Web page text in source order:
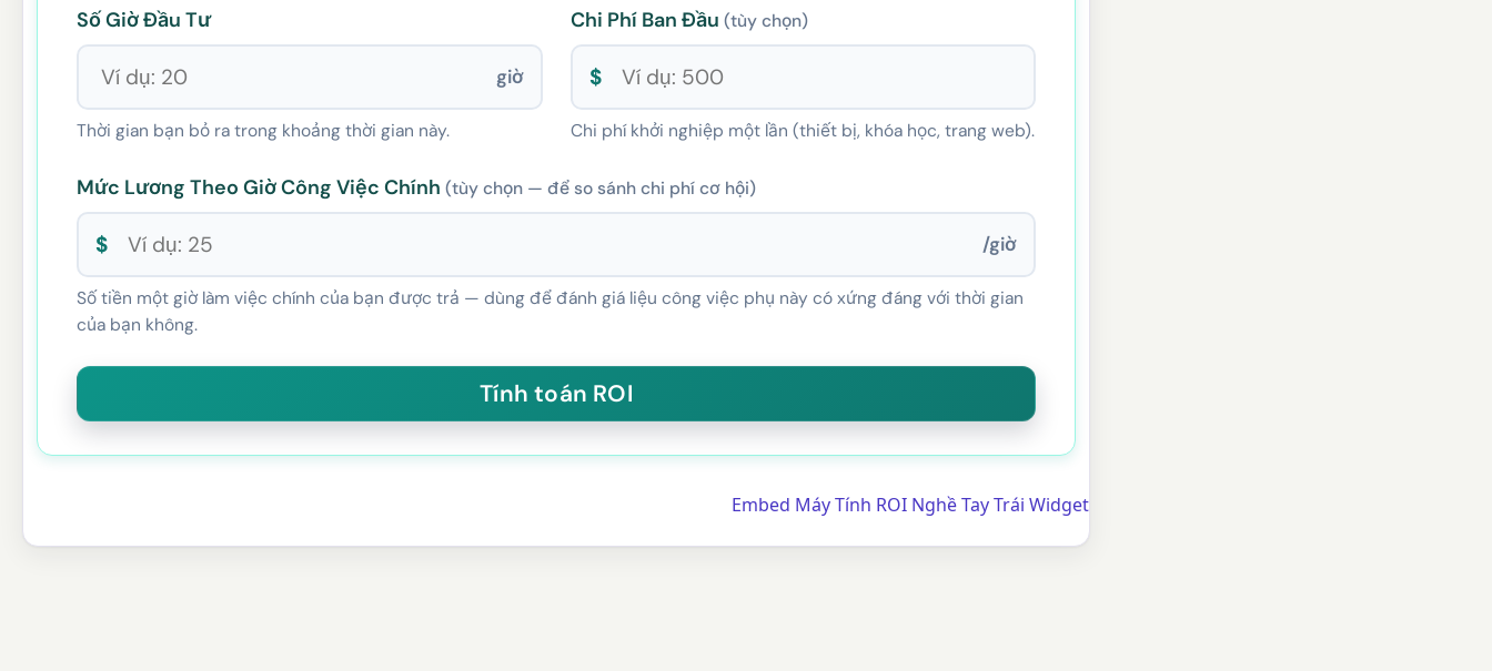
Số Giờ Đầu Tư
giờ
Thời gian bạn bỏ ra trong khoảng thời gian này.
Chi Phí Ban Đầu (tùy chọn)
$
Chi phí khởi nghiệp một lần (thiết bị, khóa học, trang web).
Mức Lương Theo Giờ Công Việc Chính (tùy chọn — để so sánh chi phí cơ hội)
$ /giờ
Số tiền một giờ làm việc chính của bạn được trả — dùng để đánh giá liệu công việc phụ này có xứng đáng với thời gian
của bạn không.
Embed Máy Tính ROI Nghề Tay Trái Widget